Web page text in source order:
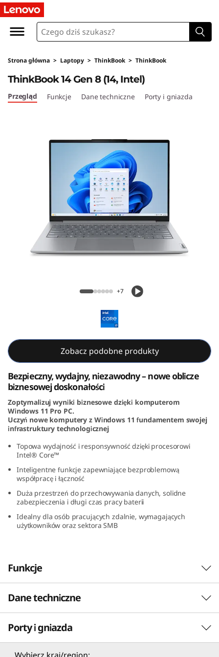
L
n
o
v
4
G
e
n
8
1
4
t
e
l
)
Strona główna > Laptopy > ThinkBook > ThinkBook
ThinkBook 14 Gen 8 (14, Intel)
ThinkBook 14 Gen 8 (14, Intel)
Przegląd Funkcje Dane techniczne Porty i gniazda
+7
Zobacz podobne produkty
Bezpieczny, wydajny, niezawodny – nowe oblicze
biznesowej doskonałości
Zoptymalizuj wyniki biznesowe dzięki komputerom
Windows 11 Pro PC.
Uczyń nowe komputery z Windows 11 fundamentem swojej
infrastruktury technologicznej
Topowa wydajność i responsywność dzięki procesorowi
Intel® Core™
Inteligentne funkcje zapewniające bezproblemową
współpracę i łączność
Duża przestrzeń do przechowywania danych, solidne
zabezpieczenia i długi czas pracy baterii
Idealny dla osób pracujących zdalnie, wymagających
użytkowników oraz sektora SMB
Funkcje
Responsywna moc dla
najbardziej ambitnych
Zaprojektowany z myślą o potrzebach
Dane techniczne
PERFORMANCE
Procesor
Porty i gniazda